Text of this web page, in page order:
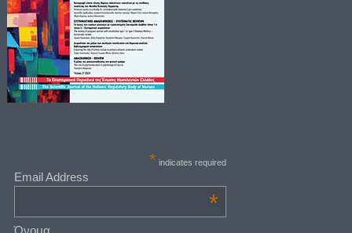
* indicates required
Email Address
*
Όνομα